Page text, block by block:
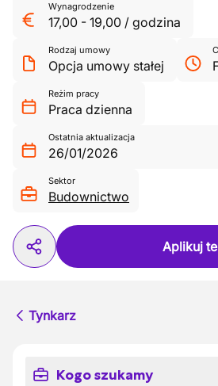
Wynagrodzenie
17,00 - 19,00 / godzina
Rodzaj umowy
Opcja umowy stałej
Reżim pracy
Praca dzienna
Ostatnia aktualizacja
26/01/2026
Sektor
Budownictwo
Aplikuj
Tynkarz
Kogo szukamy